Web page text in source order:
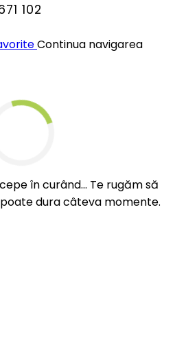
102
Continua navigarea
în curând... Te rugăm să
dura câteva momente.